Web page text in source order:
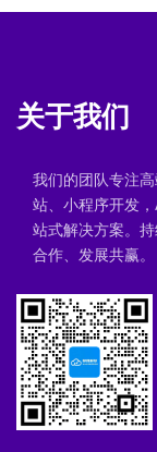
关于我们
我们的团队专注
站、小程序开发
站式解决方案。
合作、发展共赢。